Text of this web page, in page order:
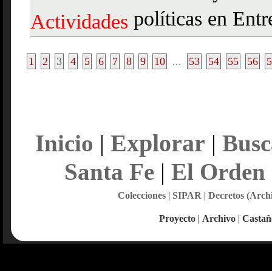
Actividades políticas en
1 2 3 4 5 6 7 8 9 10 ... 53 54 55 56
Inicio | Explorar |
Santa Fe| El Orden
Colecciones| SIPAR | Decretos
Proyecto | Archivo |